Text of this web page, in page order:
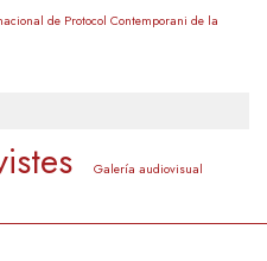
de Protocol Contemporani de la
Galería audiovisual